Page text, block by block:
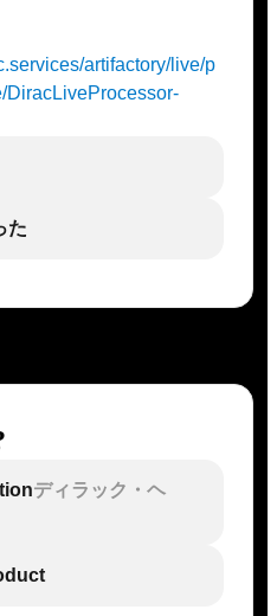
artifactory/live/p
DiracLiveProcessor-
た
ディラック・ヘ